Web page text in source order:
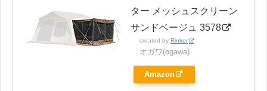
ター メッシュスクリーン
サンドベージュ 3578
created by Rinker
オガワ(ogawa)
Amazon